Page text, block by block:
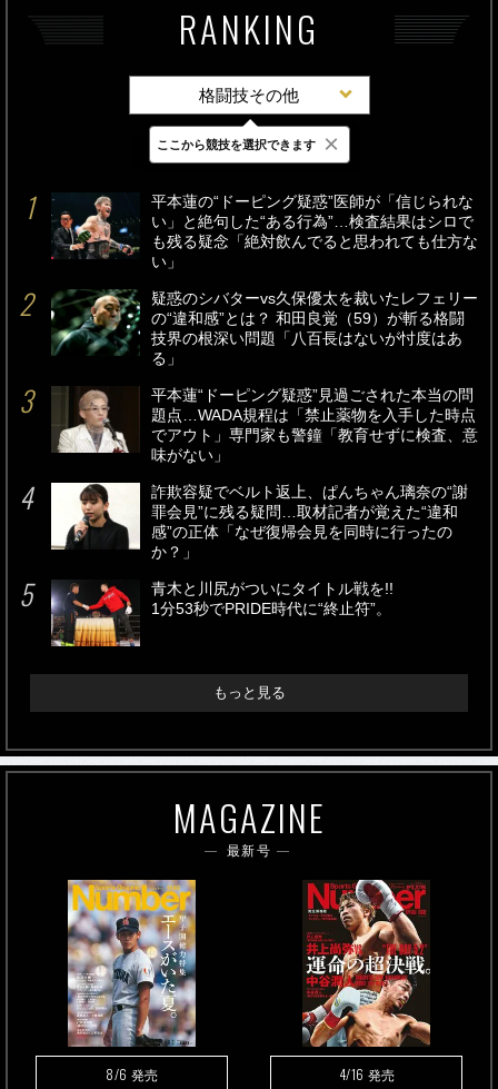
RANKING
格闘技その他
最新 24時間 週間
平本蓮の“ドーピング疑惑”医師が「信じられな
い」と絶句した“ある行為”…検査結果はシロで
も残る疑念「絶対飲んでると思われても仕方な
い」
疑惑のシバターvs久保優太を裁いたレフェリー
の“違和感”とは？ 和田良覚（59）が斬る格闘
技界の根深い問題「八百長はないが忖度はあ
る」
平本蓮“ドーピング疑惑”見過ごされた本当の問
題点…WADA規程は「禁止薬物を入手した時点
でアウト」専門家も警鐘「教育せずに検査、意
味がない」
詐欺容疑でベルト返上、ぱんちゃん璃奈の“謝
罪会見”に残る疑問…取材記者が覚えた“違和
感”の正体「なぜ復帰会見を同時に行ったの
か？」
青木と川尻がついにタイトル戦を!!
1分53秒でPRIDE時代に“終止符”。
もっと見る
MAGAZINE
最新号
8/6 発売 4/16 発売
ここから競技を選択できます ×